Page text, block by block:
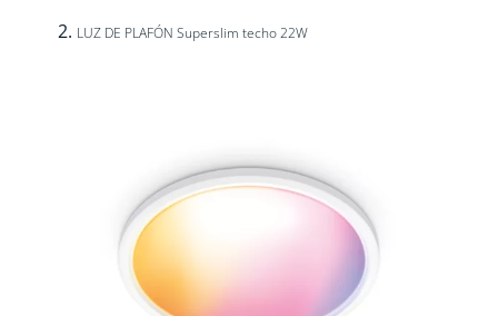
LUZ DE PLAFÓN Superslim techo 22W